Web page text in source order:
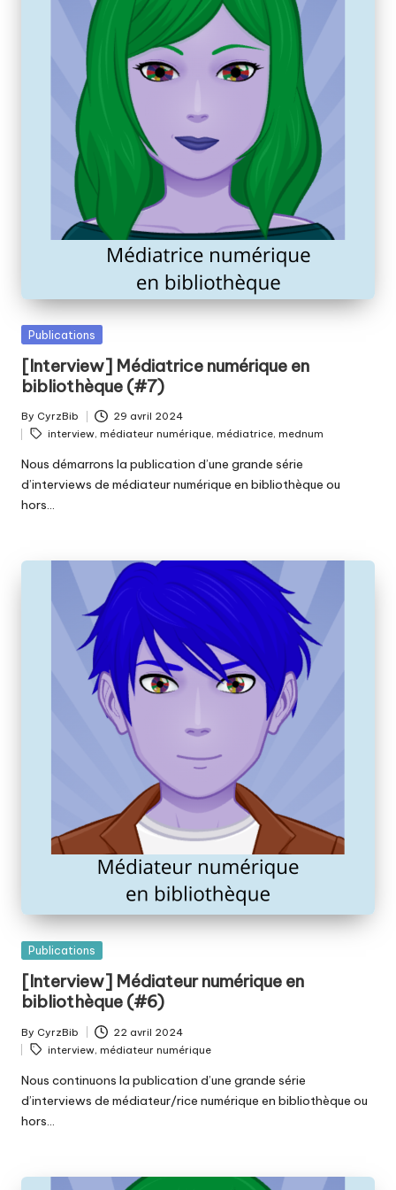
Posted
Publications
[Interview] Médiatrice numérique en
bibliothèque (#7)
Posted
by
By CyrzBib 29 avril 2024
Tags:
interview, médiateur numérique, médiatrice, mednum
Nous démarrons la publication d’une grande série
d’interviews de médiateur numérique en bibliothèque ou
hors…
Posted
Publications
[Interview] Médiateur numérique en
bibliothèque (#6)
Posted
by
By CyrzBib 22 avril 2024
Tags:
interview, médiateur numérique
Nous continuons la publication d’une grande série
d’interviews de médiateur/rice numérique en bibliothèque ou
hors…